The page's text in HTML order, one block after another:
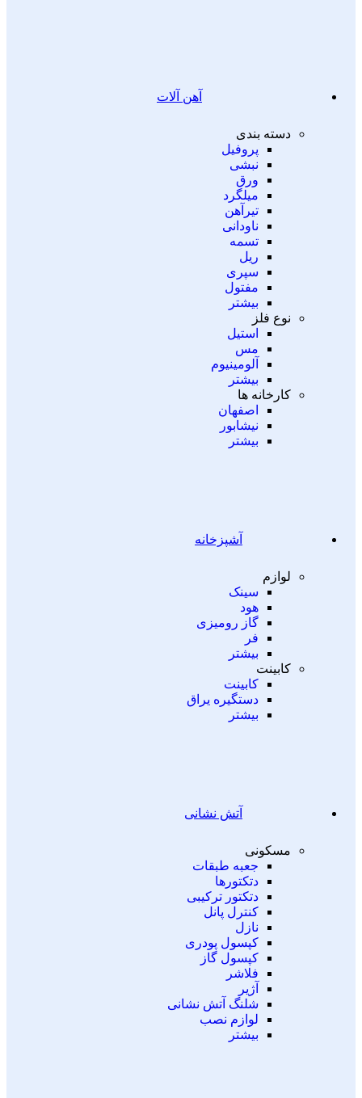
آهن آلات
دسته بندی
پروفیل
نبشی
ورق
میلگرد
تیرآهن
ناودانی
تسمه
ریل
سپری
مفتول
بیشتر
نوع فلز
استیل
مس
آلومینیوم
بیشتر
کارخانه ها
اصفهان
نیشابور
بیشتر
آشپزخانه
لوازم
سینک
هود
گاز رومیزی
فر
بیشتر
کابینت
کابینت
دستگیره یراق
بیشتر
آتش نشانی
مسکونی
جعبه طبقات
دتکتورها
دتکتور ترکیبی
کنترل پانل
نازل
کپسول پودری
کپسول گاز
فلاشر
آژیر
شلنگ آتش نشانی
لوازم نصب
بیشتر